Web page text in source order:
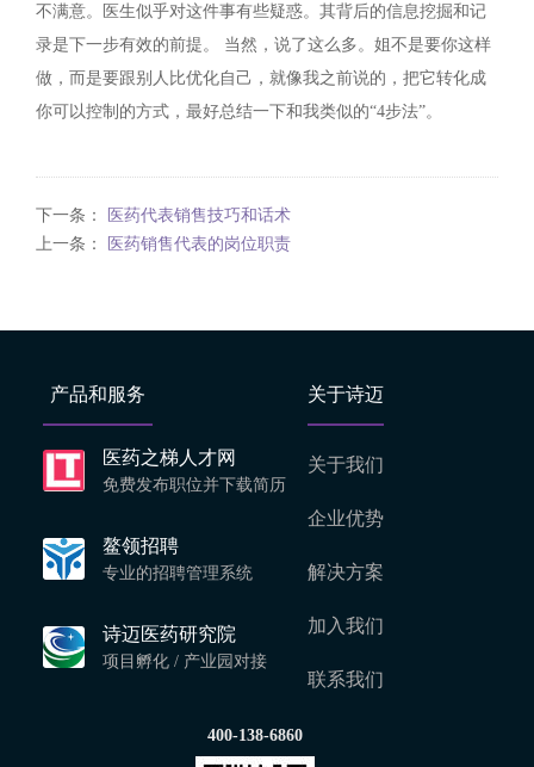
不满意。医生似乎对这件事有些疑惑。其背后的信息挖掘和记
录是下一步有效的前提。 当然，说了这么多。姐不是要你这样
做，而是要跟别人比优化自己，就像我之前说的，把它转化成
你可以控制的方式，最好总结一下和我类似的“4步法”。
下一条：
医药代表销售技巧和话术
上一条：
医药销售代表的岗位职责
产品和服务
医药之梯人才网
免费发布职位并下载简历
鳌领招聘
专业的招聘管理系统
诗迈医药研究院
项目孵化 / 产业园对接
关于诗迈
关于我们
企业优势
解决方案
加入我们
联系我们
400-138-6860